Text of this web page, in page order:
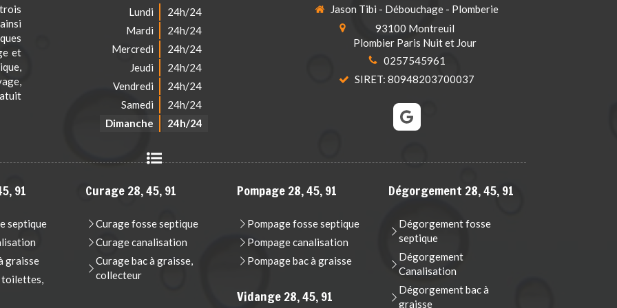
et
Lundi
24h/24
Mardi
24h/24
Mercredi
24h/24
Jeudi
24h/24
Vendredi
24h/24
Samedi
24h/24
Dimanche
24h/24
Jason Tibi - Débouchage - Plomberie
93100 Montreuil
Plombier Paris Nuit et Jour
0257545961
SIRET: 80948203700037
91
septique
graisse
toilettes,
Curage 28, 45, 91
Curage fosse septique
Curage canalisation
Curage bac à graisse,
collecteur
Pompage 28, 45, 91
Pompage fosse septique
Pompage canalisation
Pompage bac à graisse
Vidange 28, 45, 91
Dégorgement 28, 45, 91
Dégorgement fosse
septique
Dégorgement
Canalisation
Dégorgement bac à
graisse